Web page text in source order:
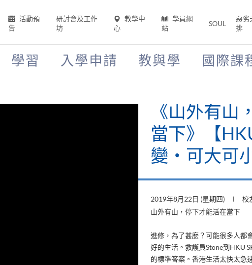
活動預
告
研討會及工作
坊
教學中
心
學員網
站
SOUL
惡劣
排
學習 入學申請 教與學 國際課
《山外有山
當下》【
變‧可大可
2019年8月22日 (星期四) 校
山外有山，停下才能活在當下
進修，為了甚麼？可能很多人都
好的生活。救護員Stone到HKU
的標準答案。香港生活太快太急